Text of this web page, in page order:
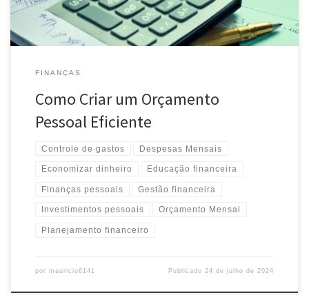
FINANÇAS
Como Criar um Orçamento
Pessoal Eficiente
Controle de gastos Despesas Mensais
Economizar dinheiro Educação financeira
Finanças pessoais Gestão financeira
Investimentos pessoais Orçamento Mensal
Planejamento financeiro
por mauricio6141 Publicado 24 de julho de 2024